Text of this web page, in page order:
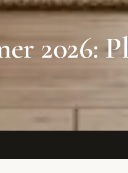
2026: